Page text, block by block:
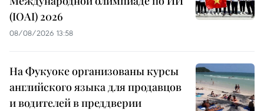
(IOAI) 2026
08/08/2026 13:58
На Фукуоке организованы курсы
английского языка для продавцов
и водителей в преддверии